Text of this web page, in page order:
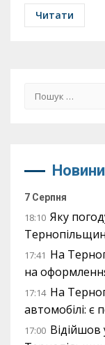
Читати
Пошук:
Новини
7 Серпня
18:10 Яку
17:41 На
на
17:14 На
автомобілі: є
17:00 Відійшов